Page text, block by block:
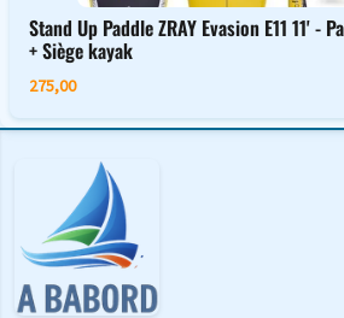
Stand Up Paddle ZRAY Evasion E11 11' -
+ Siège kayak
275,00